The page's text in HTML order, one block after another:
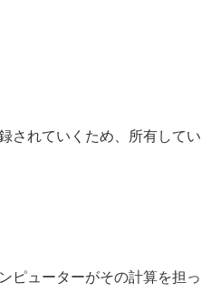
されていくため、所有してい
ピューターがその計算を担っ